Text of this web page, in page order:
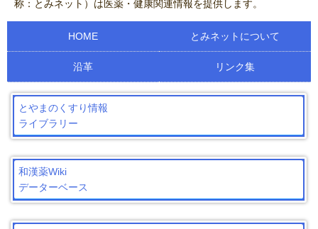
称：とみネット）は医薬・健康関連情報を提供します。
HOME とみネットについて
沿革 リンク集
とやまのくすり情報
ライブラリー
和漢薬Wiki
データーベース